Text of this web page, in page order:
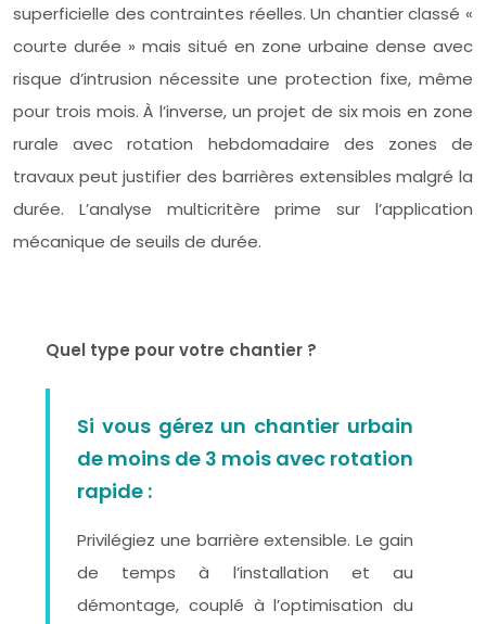
superficielle des contraintes réelles. Un chantier classé «
courte durée » mais situé en zone urbaine dense avec
risque d’intrusion nécessite une protection fixe, même
pour trois mois. À l’inverse, un projet de six mois en zone
rurale avec rotation hebdomadaire des zones de
travaux peut justifier des barrières extensibles malgré la
durée. L’analyse multicritère prime sur l’application
mécanique de seuils de durée.
Quel type pour votre chantier ?
Si vous gérez un chantier urbain
de moins de 3 mois avec rotation
rapide :
Privilégiez une barrière extensible. Le gain
de temps à l’installation et au
démontage, couplé à l’optimisation du